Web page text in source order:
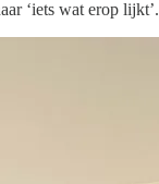
‘iets wat erop lijkt’.